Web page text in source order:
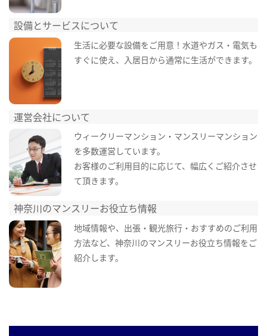
設備とサービスについて
生活に必要な設備をご用意！水道やガス・電気も
すぐに使え、入居日から通常に生活ができます。
運営会社について
ウィークリーマンション・マンスリーマンション
を多数運営しています。
お客様のご利用目的に応じて、幅広くご紹介させ
て頂きます。
神奈川のマンスリーお役立ち情報
地域情報や、出張・観光旅行・おすすめのご利用
方法など、神奈川のマンスリーお役立ち情報をご
紹介します。